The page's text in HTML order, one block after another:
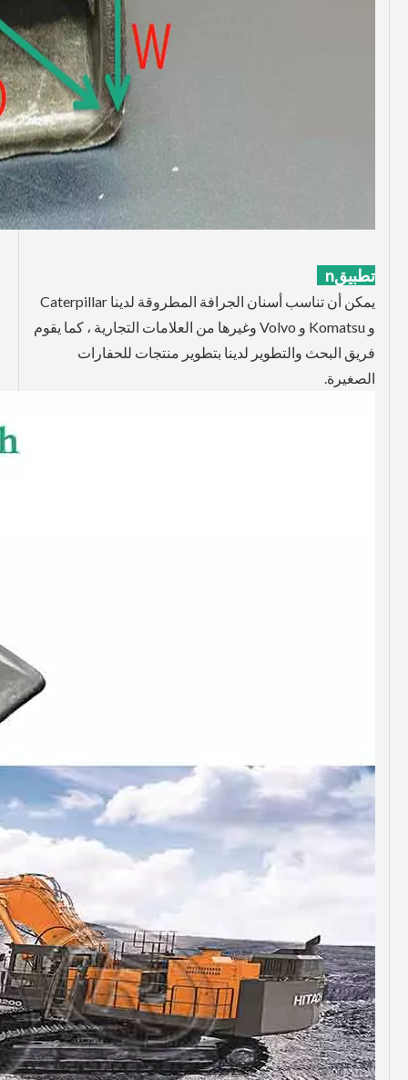
تطبيقn
يمكن أن تناسب أسنان الجرافة المطروقة لدينا Caterpillar
و Komatsu و Volvo وغيرها من العلامات التجارية ، كما يقوم
فريق البحث والتطوير لدينا بتطوير منتجات للحفارات
الصغيرة.